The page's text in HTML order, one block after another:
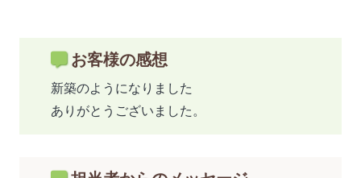
お客様の感想
新築のようになりました
ありがとうございました。